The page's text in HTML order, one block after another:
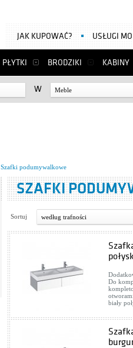
PŁYTKI BRODZIKI KABINY
JAK KUPOWAĆ? USŁUGI
W Meble
Szafki podumywalkowe
SZAFKI
Sortuj według trafności
Do
biały